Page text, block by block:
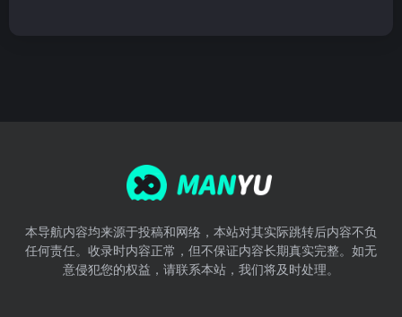
本导航内容均来源于投稿和网络，本站对其实际跳转后内容不负
任何责任。收录时内容正常，但不保证内容长期真实完整。如无
意侵犯您的权益，请联系本站，我们将及时处理。